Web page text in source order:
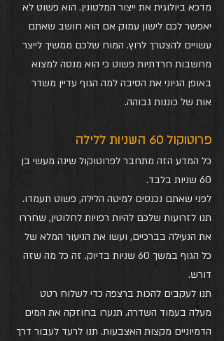
מדכא ביולוגית את ייצור המלטונין. הוא פשוט לא
יאפשר לכם לישון עמוק אם הוא חושב שאתם
עשויים להצטרך לרוץ. המוח שלכם ממשיך לייצר
מחשבות חרדתיות פשוט כי הוא מנסה למצוא
באופן הגיוני את הסיבה למה הגוף עדיין משדר
אות של כוננות גבוהה.
פרוטוקול 60 השניות ללילה
כל המדע הזה מתחבר לפרוטוקול שינה מעשי בן
60 שניות בלבד.
לפני שאתם נכנסים למיטה הלילה, פשוט תעמדו.
תנו לזרועות שלכם להיות רפויות לחלוטין, שחררו
את הנעילה בברכיים, ועשו את הניעור המלא של
כל הגוף במשך 60 שניות בדיוק. זה כל מה שזה
דורש.
תנו לעקבים להכות ברצפה כדי לשלוח רטט
מעלה בעמוד השדרה. תנערו בחוזקה את המים
הדמיוניים מקצות האצבעות. תנו לרעד לעבור דרך